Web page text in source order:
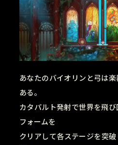
あなたのバイオリンと弓は
ある。
カタパルト発射で世界を飛
フォームを
クリアして各ステージを突